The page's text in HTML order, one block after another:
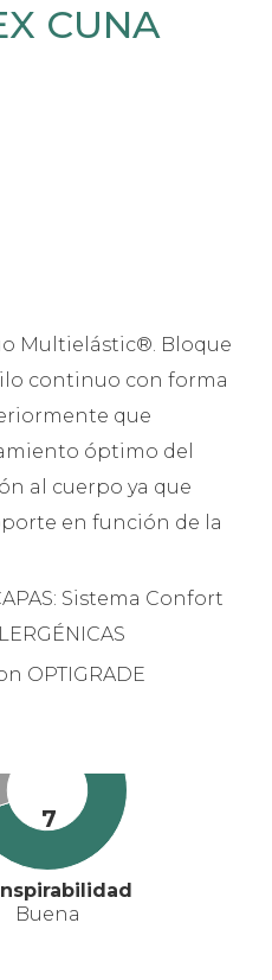
CUNA
Multielástic®. Bloque
continuo con forma
que
óptimo del
al cuerpo ya que
en función de la
Sistema Confort
OPTIGRADE
7
Buena